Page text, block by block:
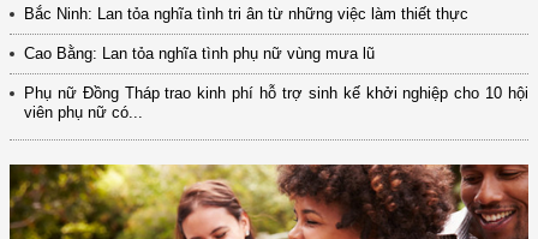
Bắc Ninh: Lan tỏa nghĩa tình tri ân từ những việc làm thiết thực
Cao Bằng: Lan tỏa nghĩa tình phụ nữ vùng mưa lũ
Phụ nữ Đồng Tháp trao kinh phí hỗ trợ sinh kế khởi nghiệp cho 10 hội
viên phụ nữ có...